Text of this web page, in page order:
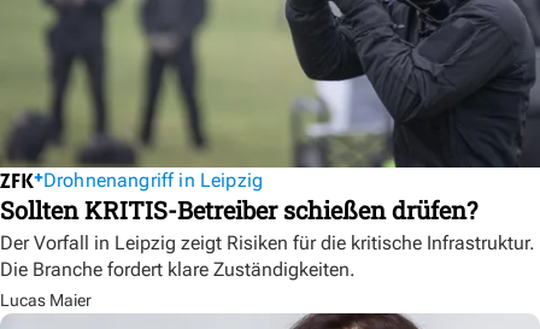
Drohnenangriff in Leipzig
Sollten KRITIS-Betreiber schießen drüfen?
Der Vorfall in Leipzig zeigt Risiken für die kritische Infrastruktur.
Die Branche fordert klare Zuständigkeiten.
Lucas Maier